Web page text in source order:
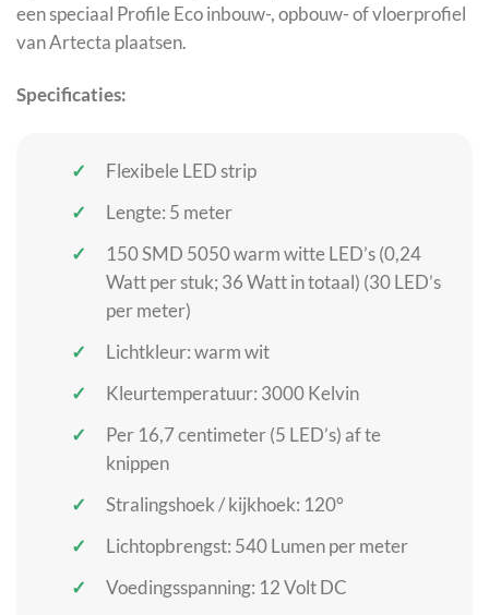
een speciaal Profile Eco inbouw-, opbouw- of vloerprofiel
van Artecta plaatsen.
Specificaties:
Flexibele LED strip
Lengte: 5 meter
150 SMD 5050 warm witte LED’s (0,24
Watt per stuk; 36 Watt in totaal) (30 LED’s
per meter)
Lichtkleur: warm wit
Kleurtemperatuur: 3000 Kelvin
Per 16,7 centimeter (5 LED’s) af te
knippen
Stralingshoek / kijkhoek: 120°
Lichtopbrengst: 540 Lumen per meter
Voedingsspanning: 12 Volt DC